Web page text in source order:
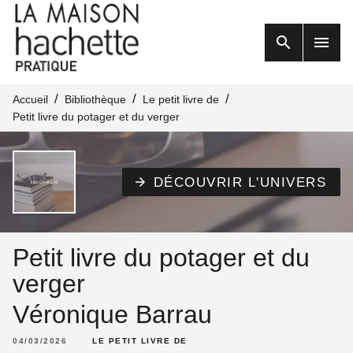
MENU
RECHERCHE
CONTENU
search menu
Accueil / Bibliothèque / Le petit livre de /
Petit livre du potager et du verger
arrow_forward DÉCOUVRIR L'UNIVERS
Petit livre du potager et du
verger
Véronique Barrau
04/03/2026 LE PETIT LIVRE DE